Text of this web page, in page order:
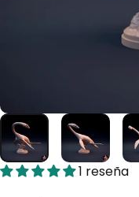
1 reseña